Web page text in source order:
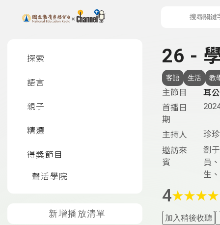
上方功能區塊
探索
語言
親子
精選
得獎節目
聲活學院
新增播放清單
26 -
客語 生活 教
主節目
耳
首播日
期
主持人
珍
邀訪來
賓
劉
員
生
4★★★★
加入稍後收聽